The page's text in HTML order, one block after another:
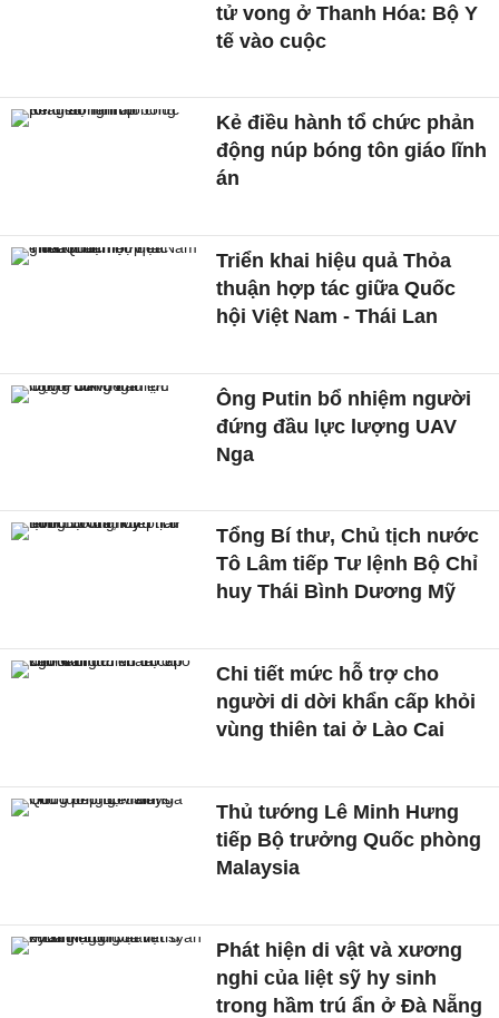
tử vong ở Thanh Hóa: Bộ Y
tế vào cuộc
Kẻ điều hành tổ chức phản
động núp bóng tôn giáo lĩnh
án
Triển khai hiệu quả Thỏa
thuận hợp tác giữa Quốc
hội Việt Nam - Thái Lan
Ông Putin bổ nhiệm người
đứng đầu lực lượng UAV
Nga
Tổng Bí thư, Chủ tịch nước
Tô Lâm tiếp Tư lệnh Bộ Chỉ
huy Thái Bình Dương Mỹ
Chi tiết mức hỗ trợ cho
người di dời khẩn cấp khỏi
vùng thiên tai ở Lào Cai
Thủ tướng Lê Minh Hưng
tiếp Bộ trưởng Quốc phòng
Malaysia
Phát hiện di vật và xương
nghi của liệt sỹ hy sinh
trong hầm trú ẩn ở Đà Nẵng